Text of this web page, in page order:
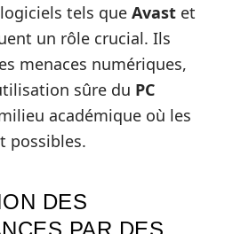
tels que Avast et
un rôle crucial. Ils
menaces numériques,
sûre du PC
académique où les
possibles.
DES